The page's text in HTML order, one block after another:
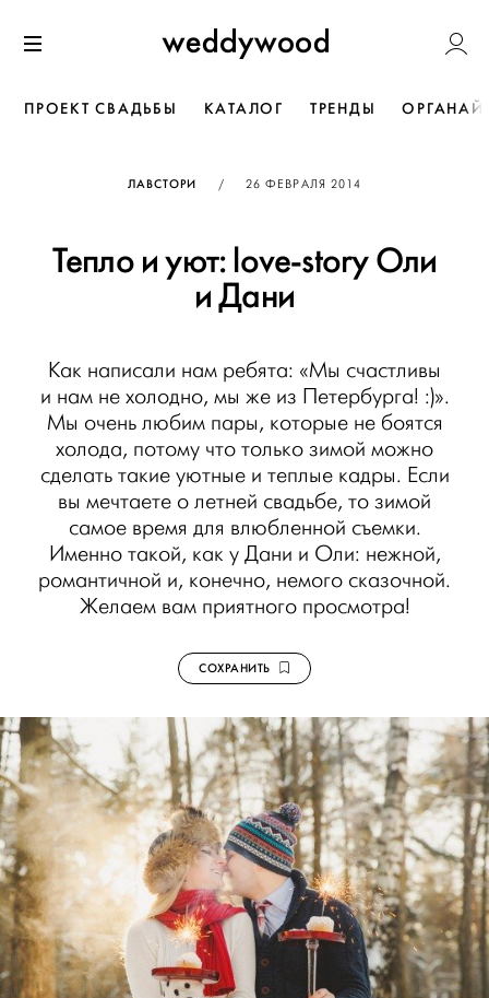
к содержанию
Weddywood
ПРОЕКТ СВАДЬБЫ КАТАЛОГ ТРЕНДЫ
ЛАВСТОРИ / ОПУБЛИКОВАНО
26 ФЕВРАЛЯ 2014
Тепло и уют: love-story Оли
и Дани
Как написали нам ребята: «Мы счастливы
и нам не холодно, мы же из Петербурга! :)».
Мы очень любим пары, которые не боятся
холода, потому что только зимой можно
сделать такие уютные и теплые кадры. Если
вы мечтаете о летней свадьбе, то зимой
самое время для влюбленной съемки.
Именно такой, как у Дани и Оли: нежной,
романтичной и, конечно, немого сказочной.
Желаем вам приятного просмотра!
СОХРАНИТЬ